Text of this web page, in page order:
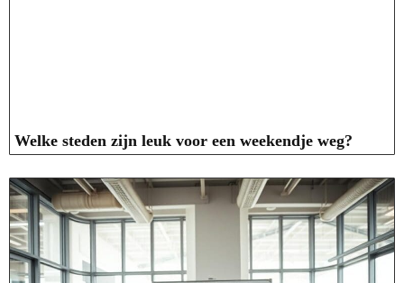
Welke steden zijn leuk voor een weekendje weg?